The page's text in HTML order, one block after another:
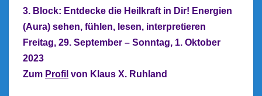
3. Block: Entdecke die Heilkraft in Dir! Energien
(Aura) sehen, fühlen, lesen, interpretieren
Freitag, 29. September – Sonntag, 1. Oktober
2023
Zum Profil von Klaus X. Ruhland